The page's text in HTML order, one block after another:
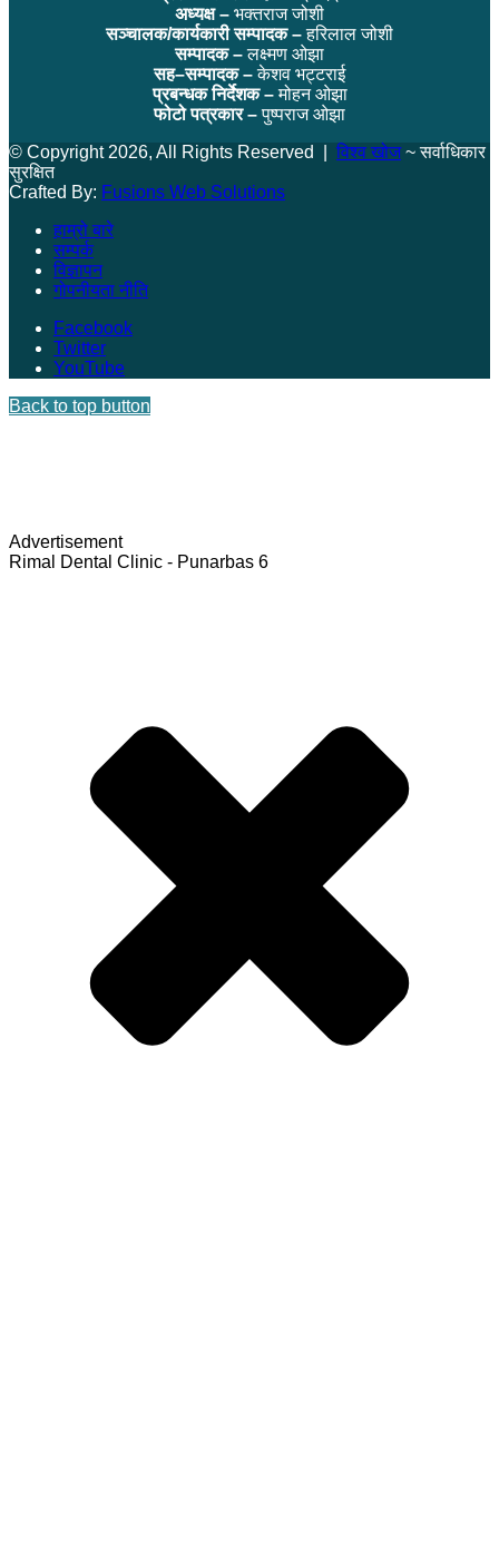
अध्यक्ष – भक्तराज जोशी
सञ्चालक/कार्यकारी सम्पादक –हरिलाल जोशी
सम्पादक –लक्ष्मण ओझा
सह–सम्पादक –केशव भट्टराई
प्रबन्धक निर्देशक –मोहन ओझा
फोटो पत्रकार –पुष्पराज ओझा
© Copyright 2026, All Rights Reserved | विश्व खोज~ सर्वाधिकार
सुरक्षित
Crafted By: Fusions Web Solutions
हाम्रो बारे
सम्पर्क
विज्ञापन
गोपनीयता नीति
Facebook
Twitter
YouTube
Back to top button
Advertisement
Rimal Dental Clinic - Punarbas 6